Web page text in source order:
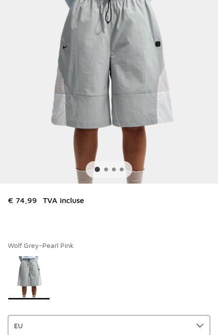
€ 74,99 TVA incluse
Wolf Grey-Pearl Pink
Page 1 sur 1 affichant 1 à 1 des 1 couleurs.
Merci de sélectionner un style